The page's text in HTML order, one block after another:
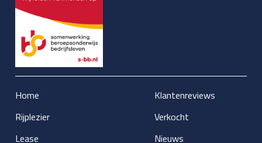
Home
Rijplezier
Lease
Klantenreviews
Verkocht
Nieuws